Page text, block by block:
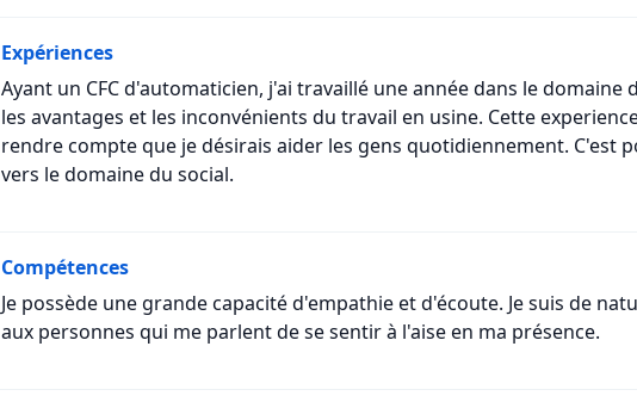
Expériences
Ayant un CFC d'automaticien, j'ai travaillé une année dans le domaine
les avantages et les inconvénients du travail en usine. Cette
rendre compte que je désirais aider les gens quotidiennement. C'est
vers le domaine du social.
Compétences
Je possède une grande capacité d'empathie et d'écoute. Je suis de
aux personnes qui me parlent de se sentir à l'aise en ma présence.